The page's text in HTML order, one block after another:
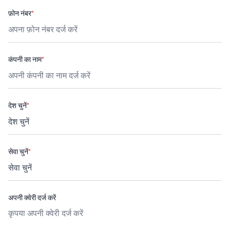
फ़ोन नंबर*
कंपनी का नाम*
देश चुनें*
सेवा चुनें*
अपनी क्वेरी दर्ज करें